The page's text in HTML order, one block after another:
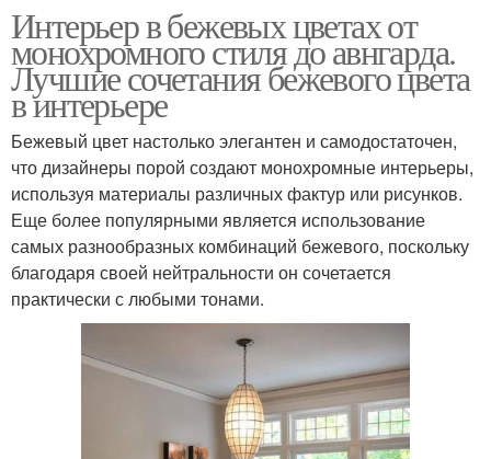
Интерьер в бежевых цветах от
монохромного стиля до авнгарда.
Лучшие сочетания бежевого цвета
в интерьере
Бежевый цвет настолько элегантен и самодостаточен,
что дизайнеры порой создают монохромные интерьеры,
используя материалы различных фактур или рисунков.
Еще более популярными является использование
самых разнообразных комбинаций бежевого, поскольку
благодаря своей нейтральности он сочетается
практически с любыми тонами.